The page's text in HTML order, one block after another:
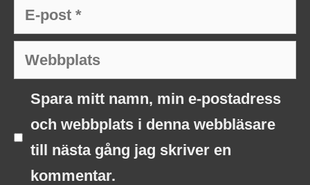
E-
post
Webbplats
Spara mitt namn, min e-postadress
och webbplats i denna webbläsare
till nästa gång jag skriver en
kommentar.